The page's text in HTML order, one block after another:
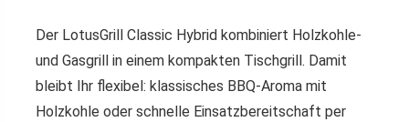
Der LotusGrill Classic Hybrid kombiniert Holzkohle-
und Gasgrill in einem kompakten Tischgrill. Damit
bleibt Ihr flexibel: klassisches BBQ-Aroma mit
Holzkohle oder schnelle Einsatzbereitschaft per